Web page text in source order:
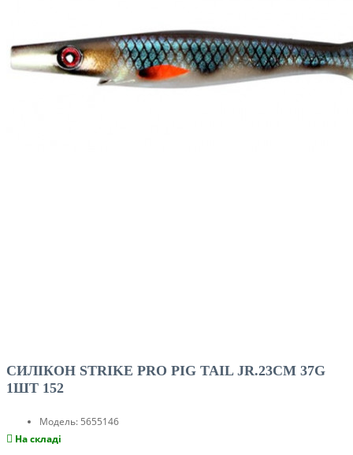
СИЛІКОН STRIKE PRO PIG TAIL JR.23CM 37G
1ШТ 152
Модель: 5655146
На складі